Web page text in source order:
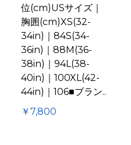
位(cm)USサイズ｜
胸囲(cm)XS(32-
34in)｜84S(34-
36in)｜88M(36-
38in)｜94L(38-
40in)｜100XL(42-
44in)｜106■ブラン..
￥7,800